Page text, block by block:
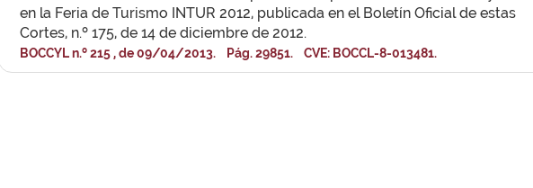
en la Feria de Turismo INTUR 2012, publicada en el Boletín Oficial de estas
Cortes, n.º 175, de 14 de diciembre de 2012.
BOCCYL n.º 215 , de 09/04/2013. Pág. 29851. CVE: BOCCL-8-013481.